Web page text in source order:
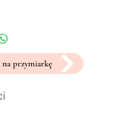
przymiarkę